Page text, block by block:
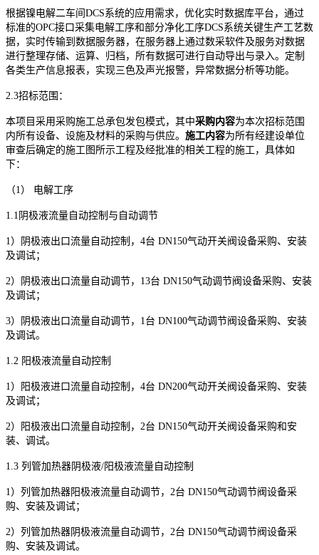
根据镍电解二车间 DCS系统的应用需求，优化实时数据库平台，通过
标准的OPC接口采集电解工序和部分净化工序DCS系统关键生产工艺数
据，实时传输到数据服务器，在服务器上通过数采软件及服务对数据
进行整理存储、运算、归档，所有数据可进行自动导出与录入。定制
各类生产信息报表，实现三色及声光报警，异常数据分析等功能。
2.3招标范围：
本项目采用采购施工总承包发包模式，其中采购内容为本次招标范围
内所有设备、设施及材料的采购与供应。 施工内容为所有经建设单位
审查后确定的施工图所示工程及经批准的相关工程的施工，具体如
下：
（1） 电解工序
1.1 阴极液流量自动控制与自动调节
1）阴极液出口流量自动控制， 4台 DN150气动开关阀设备采购、安装
及调试；
2）阴极液出口流量自动调节， 13台 DN150气动调节阀设备采购、安装
及调试；
3）阴极液出口流量自动调节， 1台 DN100气动调节阀设备采购、安装
及调试。
1.2 阳极液流量自动控制
1）阳极液进口流量自动控制， 4台 DN200气动开关阀设备采购、安装
及调试；
2）阳极液出口流量自动控制， 2台 DN150气动开关阀设备采购和安
装、调试。
1.3 列管加热器阴极液/阳极液流量自动控制
1）列管加热器阳极液流量自动调节， 2台 DN150气动调节阀设备采
购、安装及调试；
2）列管加热器阴极液流量自动调节， 2台 DN150气动调节阀设备采
购、安装及调试。